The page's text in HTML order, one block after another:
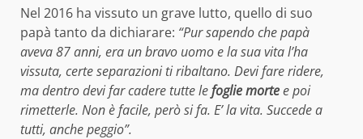
Nel 2016 ha vissuto un grave lutto, quello di suo
papà tanto da dichiarare: “Pur sapendo che papà
aveva 87 anni, era un bravo uomo e la sua vita l’ha
vissuta, certe separazioni ti ribaltano. Devi fare ridere,
ma dentro devi far cadere tutte lefoglie mortee poi
rimetterle. Non è facile, però si fa. E’ la vita. Succede a
tutti, anche peggio”.